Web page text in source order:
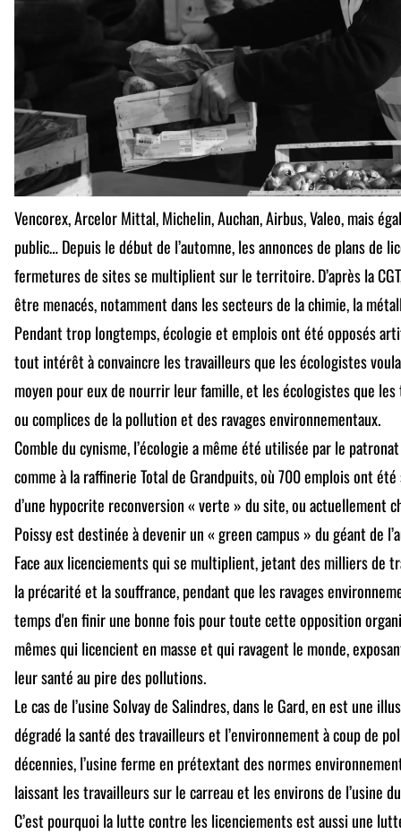
Vencorex, Arcelor Mittal, Michelin, Auchan, Airbus, Valeo, mais
public… Depuis le début de l’automne, les annonces de plans de
fermetures de sites se multiplient sur le territoire. D’après la
être menacés, notamment dans les secteurs de la chimie, la
Pendant trop longtemps, écologie et emplois ont été opposés
tout intérêt à convaincre les travailleurs que les écologistes
moyen pour eux de nourrir leur famille, et les écologistes que
ou complices de la pollution et des ravages environnementaux.
Comble du cynisme, l’écologie a même été utilisée par le
comme à la raffinerie Total de Grandpuits, où 700 emplois ont
d’une hypocrite reconversion « verte » du site, ou actuellement
Poissy est destinée à devenir un « green campus » du géant de
Face aux licenciements qui se multiplient, jetant des milliers de
la précarité et la souffrance, pendant que les ravages
temps d'en finir une bonne fois pour toute cette opposition
mêmes qui licencient en masse et qui ravagent le monde,
leur santé au pire des pollutions.
Le cas de l’usine Solvay de Salindres, dans le Gard, en est une
dégradé la santé des travailleurs et l’environnement à coup de
décennies, l’usine ferme en prétextant des normes
laissant les travailleurs sur le carreau et les environs de l’usine
C’est pourquoi la lutte contre les licenciements est aussi une